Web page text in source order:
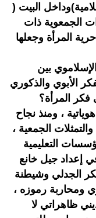
البيت (
الجمعوية ذات
المرأة وجعلها
بين
الأبوي والذكوري
المرأة؟
، ومنذ نجاح
الجمعية ،
التعليمية
إعداد جيل خانع
الجدلي وشيطنة
ومحاربة رموزه ،
ظاهراتي لا